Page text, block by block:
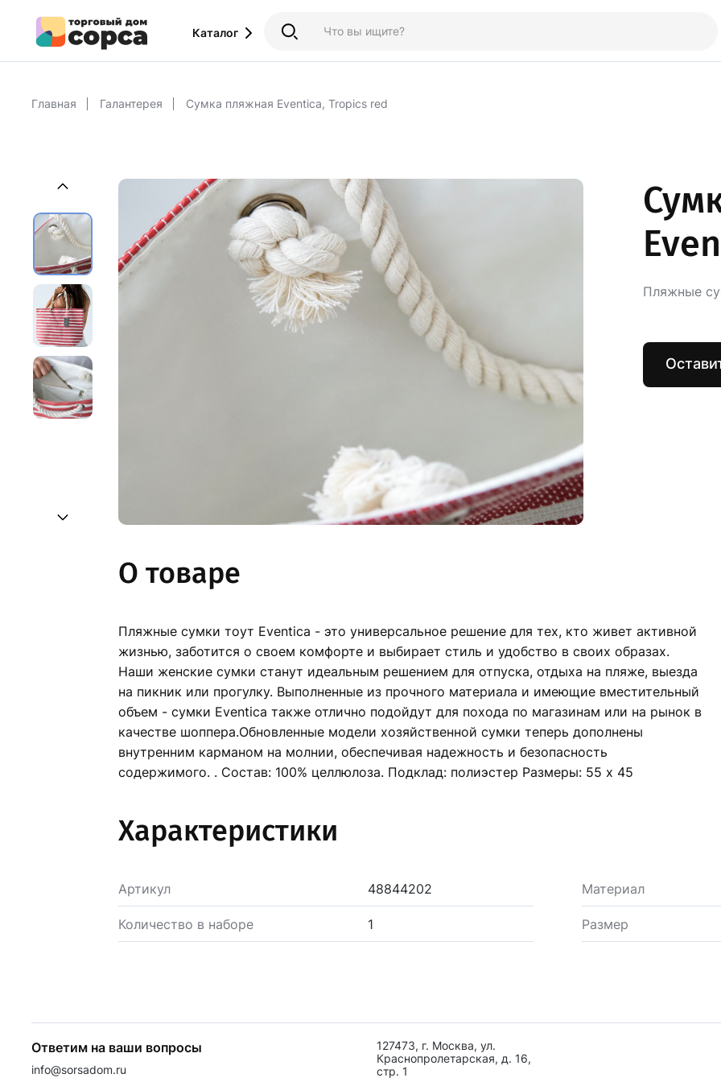
Каталог
Главная Галантерея Сумка пляжная Eventica, Tropics red
Пляжные
О товаре
Пляжные сумки тоут Eventica - это универсальное решение для тех, кто живет активной
жизнью, заботится о своем комфорте и выбирает стиль и удобство в своих образах.
Наши женские сумки станут идеальным решением для отпуска, отдыха на пляже, выезда
на пикник или прогулку. Выполненные из прочного материала и имеющие вместительный
объем - сумки Eventica также отлично подойдут для похода по магазинам или на рынок в
качестве шоппера.Обновленные модели хозяйственной сумки теперь дополнены
внутренним карманом на молнии, обеспечивая надежность и безопасность
содержимого. . Состав: 100% целлюлоза. Подклад: полиэстер Размеры: 55 х 45
Характеристики
Артикул 48844202
Количество в наборе 1
Материал
Размер
Ответим на ваши вопросы
info@sorsadom.ru
127473, г. Москва, ул.
Краснопролетарская, д. 16,
стр. 1